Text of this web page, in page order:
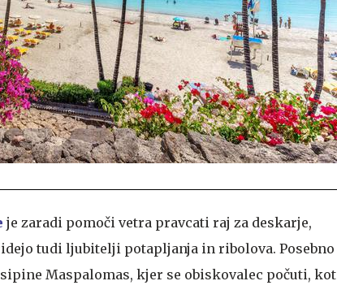
je zaradi pomoči vetra pravcati raj za deskarje,
tudi ljubitelji potapljanja in ribolova. Posebno
Maspalomas, kjer se obiskovalec počuti, kot